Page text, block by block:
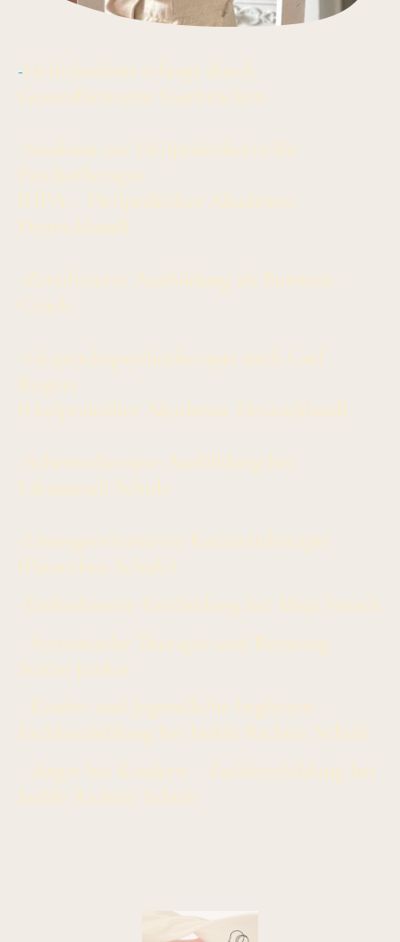
- Heilerlaubnis erlangt durch
Gesundheitsamt Saarbrücken
-Studium zur Heilpraktikerin für
Psychotherapie
(HPA – Heilpraktiker Akademie
Deutschland)
-Zertifizierte Ausbildung als Burnout-
Coach
-Gesprächspsychotherapie nach Carl
Rogers
(Heilpraktiker Akademie Deutschland)
-Schematherapie-Ausbildung bei
Likamundi Schule
-Lösungsorientierte Kurzzeittherapie
(Paracelsus Schule)
-Embodiment-Fortbildung bei Maja Stroch
-Systemische Therapie und Beratung
Stefan Junker
- Kinder und Jugendliche begleiten -
Fachfortbildung bei Isolde Richter Schule
- Angst bei Kindern - Fachfortbildung bei
Isolde Richter Schule